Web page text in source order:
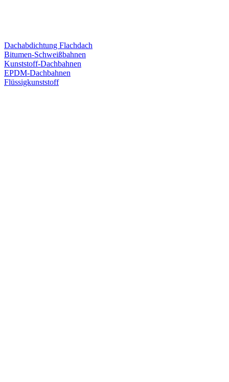
Dachabdichtung Flachdach
Bitumen-Schweißbahnen
Kunststoff-Dachbahnen
EPDM-Dachbahnen
Flüssigkunststoff